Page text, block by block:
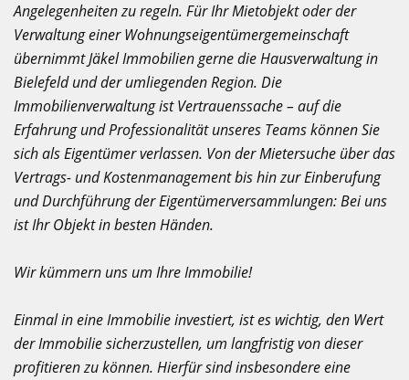
Angelegenheiten zu regeln. Für Ihr Mietobjekt oder der
Verwaltung einer Wohnungseigentümergemeinschaft
übernimmt Jäkel Immobilien gerne die Hausverwaltung in
Bielefeld und der umliegenden Region. Die
Immobilienverwaltung ist Vertrauenssache – auf die
Erfahrung und Professionalität unseres Teams können Sie
sich als Eigentümer verlassen. Von der Mietersuche über das
Vertrags- und Kostenmanagement bis hin zur Einberufung
und Durchführung der Eigentümerversammlungen: Bei uns
ist Ihr Objekt in besten Händen.
Wir kümmern uns um Ihre Immobilie!
Einmal in eine Immobilie investiert, ist es wichtig, den Wert
der Immobilie sicherzustellen, um langfristig von dieser
profitieren zu können. Hierfür sind insbesondere eine